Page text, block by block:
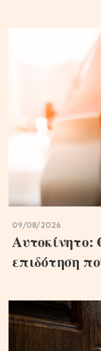
09/08/2026
Αυτοκίνητο:
επιδότηση